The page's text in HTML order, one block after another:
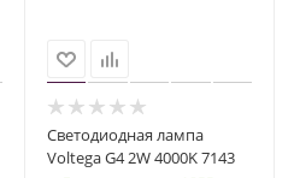
Светодиодная лампа
Voltega G4 2W 4000K 7143